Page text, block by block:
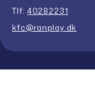
Tlf:40282231
kfc@ranplay.dk